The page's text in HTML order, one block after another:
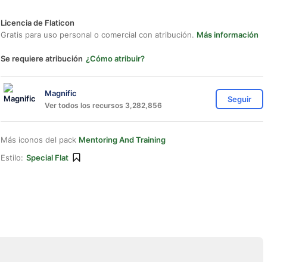
Licencia de Flaticon
Gratis para uso personal o comercial con atribución. Más información
Se requiere atribución ¿Cómo atribuir?
Magnific
Ver todos los recursos 3,282,856
Seguir
Más iconos del pack Mentoring And Training
Estilo: Special Flat